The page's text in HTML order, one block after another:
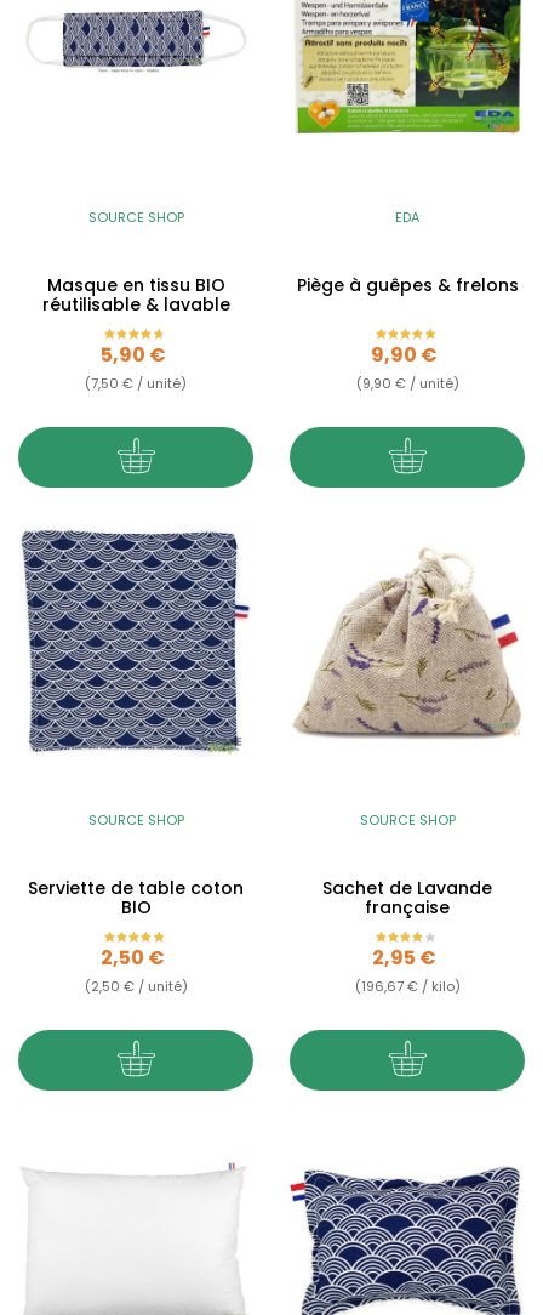
SOURCE SHOP
Masque en tissu BIO
réutilisable & lavable
Prix
5,90 €
(7,50 € / unité)
EDA
Piège à guêpes & frelons
Prix
9,90 €
(9,90 € / unité)
SOURCE SHOP
Serviette de table coton
BIO
Prix
2,50 €
(2,50 € / unité)
SOURCE SHOP
Sachet de Lavande
française
Prix
2,95 €
(196,67 € / kilo)